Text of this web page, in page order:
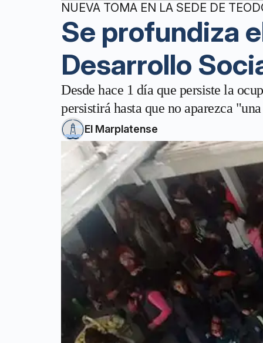
NUEVA TOMA EN LA SEDE DE
Se profundiza
Desarrollo
Desde hace 1 día que persiste la
persistirá hasta que no aparezca
El Marplatense